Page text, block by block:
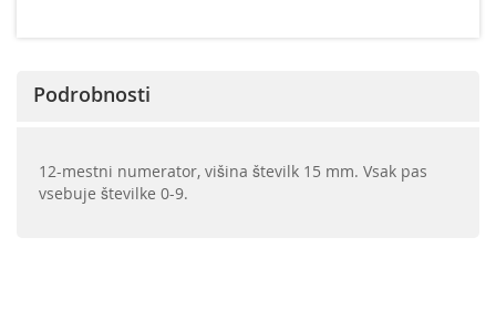
Podrobnosti
12-mestni numerator, višina številk 15 mm. Vsak pas
vsebuje številke 0-9.